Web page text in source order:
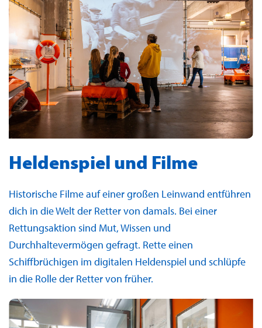
Heldenspiel und Filme
Historische Filme auf einer großen Leinwand entführen
dich in die Welt der Retter von damals. Bei einer
Rettungsaktion sind Mut, Wissen und
Durchhaltevermögen gefragt. Rette einen
Schiffbrüchigen im digitalen Heldenspiel und schlüpfe
in die Rolle der Retter von früher.